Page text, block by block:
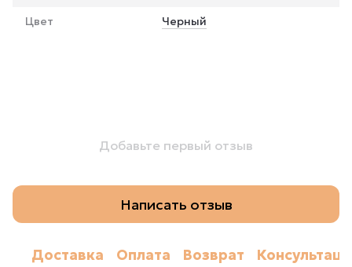
Цвет Черный
Добавьте первый отзыв
Написать отзыв
Доставка Оплата Возврат